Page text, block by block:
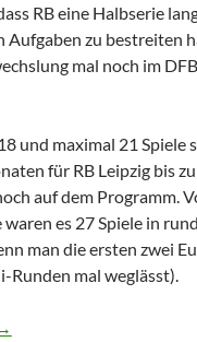
RB eine Halbserie
Aufgaben zu bestreiten
mal noch im
und maximal 21 Spiele
für RB Leipzig bis
auf dem Programm.
es 27 Spiele in
man die ersten zwei
Runden mal weglässt).
der Rückrunde in der